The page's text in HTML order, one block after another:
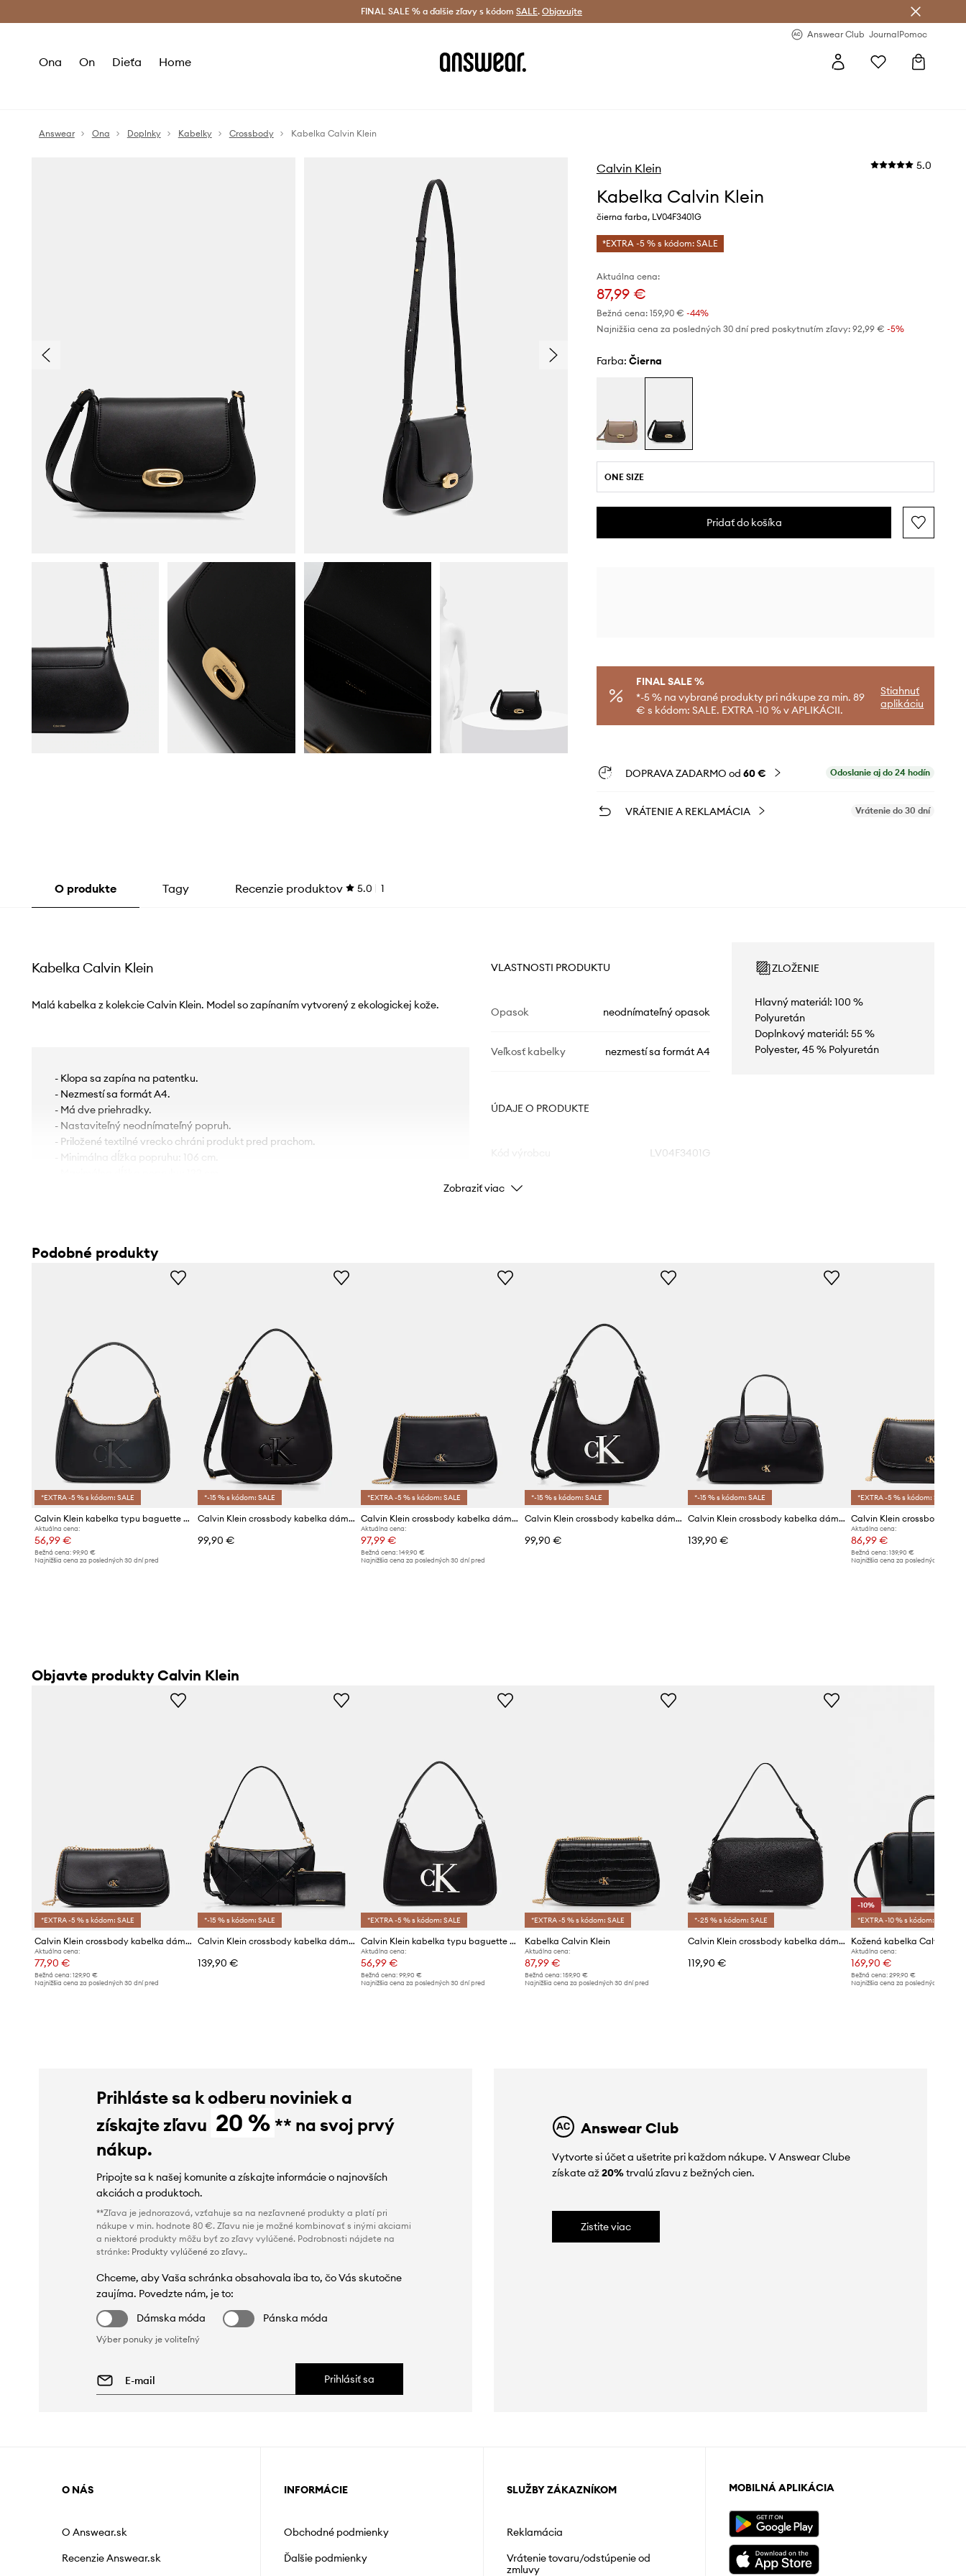
Bezplatná doprava od 60 € > Doručenie aj do 24 h >
FINAL SALE % a ďalšie zľavy s kódom SALE. Objavujte
Answear Club JournalPomoc
Ona On Dieťa Home
Answear Ona Doplnky Kabelky Crossbody Kabelka Calvin Klein
Calvin Klein 5.0
Kabelka Calvin Klein
čierna farba, LV04F3401G
*EXTRA -5 % s kódom: SALE
Aktuálna cena:
87,99 €
Bežná cena: 159,90 € -44%
Najnižšia cena za posledných 30 dní pred poskytnutím zľavy: 92,99 € -5%
Farba: čierna
ONE SIZE
Pridať do košíka
FINAL SALE %
*-5 % na vybrané produkty pri nákupe za min. 89
€ s kódom: SALE. EXTRA -10 % v APLIKÁCII.
Stiahnuť
aplikáciu
DOPRAVA ZADARMO od 60 € Odoslanie aj do 24 hodín
VRÁTENIE A REKLAMÁCIA Vrátenie do 30 dní
O produkte Tagy Recenzie produktov 5.0 1
Kabelka Calvin Klein
Malá kabelka z kolekcie Calvin Klein. Model so zapínaním vytvorený z ekologickej kože.
- Klopa sa zapína na patentku.
- Nezmestí sa formát A4.
- Má dve priehradky.
- Nastaviteľný neodnímateľný popruh.
- Priložené textilné vrecko chráni produkt pred prachom.
- Minimálna dĺžka popruhu: 106 cm.
VLASTNOSTI PRODUKTU
Opasok neodnímateľný opasok
Veľkosť kabelky nezmestí sa formát A4
ÚDAJE O PRODUKTE
LV04F3401G
Farba
Výrobca
ZLOŽENIE
Hlavný materiál: 100 %
Polyuretán
Doplnkový materiál: 55 %
Polyester, 45 % Polyuretán
Zobraziť viac
Podobné produkty
*EXTRA -5 % s kódom: SALE
Calvin Klein kabelka typu baguette dámska z imitácie kože
Aktuálna cena:
56,99 €
Bežná cena: 99,90 €
Najnižšia cena za posledných 30 dní pred
*-15 % s kódom: SALE
Calvin Klein crossbody kabelka dámska
99,90 €
*EXTRA -5 % s kódom: SALE
Calvin Klein crossbody kabelka dámska z imitácie kože
Aktuálna cena:
97,99 €
Bežná cena: 149,90 €
Najnižšia cena za posledných 30 dní pred
*-15 % s kódom: SALE
Calvin Klein crossbody kabelka dámska
99,90 €
*-15 % s kódom: SALE
Calvin Klein crossbody kabelka dámska z imitácie kože
139,90 €
*EXTRA -5 % s kódom: SALE
Aktuálna cena:
86,99 €
Bežná cena: 139,90 €
Najnižšia cena za posledných 30 dní
Objavte produkty Calvin Klein
*EXTRA -5 % s kódom: SALE
Calvin Klein crossbody kabelka dámska z imitácie kože
Aktuálna cena:
77,90 €
Bežná cena: 129,90 €
Najnižšia cena za posledných 30 dní pred
*-15 % s kódom: SALE
Calvin Klein crossbody kabelka dámska z imitácie kože
139,90 €
*EXTRA -5 % s kódom: SALE
Calvin Klein kabelka typu baguette dámska z imitácie kože
Aktuálna cena:
56,99 €
Bežná cena: 99,90 €
Najnižšia cena za posledných 30 dní pred
*EXTRA -5 % s kódom: SALE
Kabelka Calvin Klein
Aktuálna cena:
87,99 €
Bežná cena: 159,90 €
Najnižšia cena za posledných 30 dní pred
*-25 % s kódom: SALE
Calvin Klein crossbody kabelka dámska
119,90 €
-10%
*EXTRA -10 % s kódom:SALE
Kožená kabelka Calvin
Aktuálna cena:
169,90 €
Bežná cena: 299,90 €
Najnižšia cena za posledných 30 dní
Prihláste sa k odberu noviniek a
získajte zľavu 20 % ** na svoj prvý
nákup.
Pripojte sa k našej komunite a získajte informácie o najnovších
akciách a produktoch.
**Zľava je jednorazová, vzťahuje sa na nezľavnené produkty a platí pri
nákupe v min. hodnote 80 €. Zľavu nie je možné kombinovať s inými akciami
a niektoré produkty môžu byť zo zľavy vylúčené. Podrobnosti nájdete na
stránke: Produkty vylúčené zo zľavy..
Chceme, aby Vaša schránka obsahovala iba to, čo Vás skutočne
zaujíma. Povedzte nám, je to:
Dámska móda
Pánska móda
Výber ponuky je voliteľný
Prihlásiť sa
Answear Club
Vytvorte si účet a ušetrite pri každom nákupe. V Answear Clube
získate až20%trvalú zľavu z bežných cien.
Zistite viac
O NÁS
O Answear.sk
Recenzie Answear.sk
INFORMÁCIE
Obchodné podmienky
Ďalšie podmienky
SLUŽBY ZÁKAZNÍKOM
Reklamácia
Vrátenie tovaru/odstúpenie od
zmluvy
MOBILNÁ APLIKÁCIA